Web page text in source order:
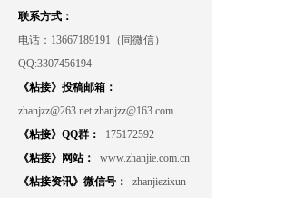
联系方式：
电话：13667189191（同微信）
QQ:3307456194
《粘接》投稿邮箱：
zhanjzz@263.net zhanjzz@163.com
《粘接》QQ群：
175172592
《粘接》网站：
www.zhanjie.com.cn
《粘接资讯》微信号：
zhanjiezixun